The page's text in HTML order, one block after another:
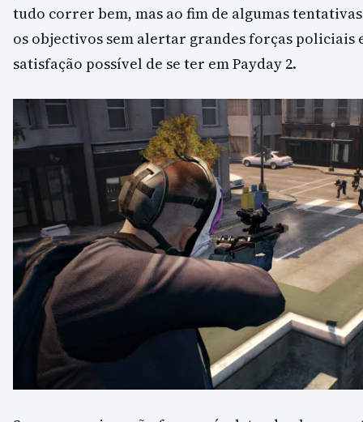
tudo correr bem, mas ao fim de algumas
os objectivos sem alertar grandes forças policiais
satisfação possível de se ter em Payday 2.